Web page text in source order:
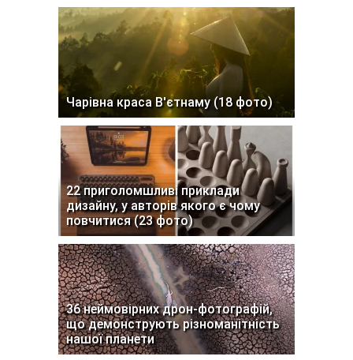
Чарівна краса В'єтнаму (18 фото)
22 приголомшливі приклади
дизайну, у авторів якого є чому
повчитися (23 фото)
36 неймовірних дрон-фотографій,
що демонструють різноманітність
нашої планети